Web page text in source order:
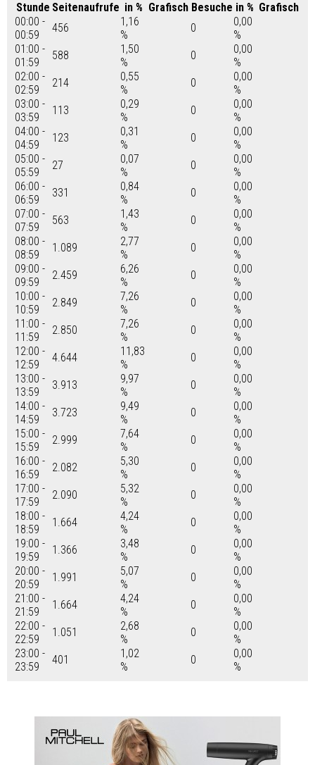
Stunde Seitenaufrufe in % Grafisch Besuche in % Grafisch
00:00 -
00:59
456
1,16
%
0
0,00
%
01:00 -
01:59
588
1,50
%
0
0,00
%
02:00 -
02:59
214
0,55
%
0
0,00
%
03:00 -
03:59
113
0,29
%
0
0,00
%
04:00 -
04:59
123
0,31
%
0
0,00
%
05:00 -
05:59
27
0,07
%
0
0,00
%
06:00 -
06:59
331
0,84
%
0
0,00
%
07:00 -
07:59
563
1,43
%
0
0,00
%
08:00 -
08:59
1.089
2,77
%
0
0,00
%
09:00 -
09:59
2.459
6,26
%
0
0,00
%
10:00 -
10:59
2.849
7,26
%
0
0,00
%
11:00 -
11:59
2.850
7,26
%
0
0,00
%
12:00 -
12:59
4.644
11,83
%
0
0,00
%
13:00 -
13:59
3.913
9,97
%
0
0,00
%
14:00 -
14:59
3.723
9,49
%
0
0,00
%
15:00 -
15:59
2.999
7,64
%
0
0,00
%
16:00 -
16:59
2.082
5,30
%
0
0,00
%
17:00 -
17:59
2.090
5,32
%
0
0,00
%
18:00 -
18:59
1.664
4,24
%
0
0,00
%
19:00 -
19:59
1.366
3,48
%
0
0,00
%
20:00 -
20:59
1.991
5,07
%
0
0,00
%
21:00 -
21:59
1.664
4,24
%
0
0,00
%
22:00 -
22:59
1.051
2,68
%
0
0,00
%
23:00 -
23:59
401
1,02
%
0
0,00
%